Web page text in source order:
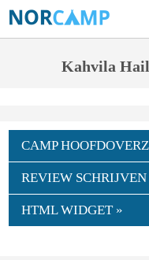
Kahvila
CAMP
REVIEW SCHRIJVEN
HTML WIDGET »